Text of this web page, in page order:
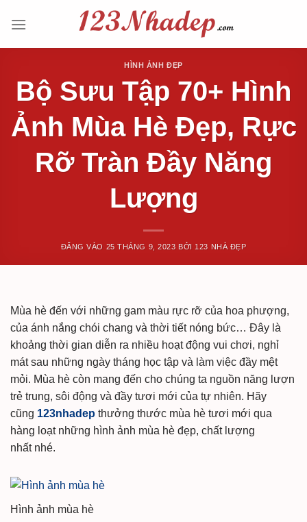
qua
HÌNH ẢNH ĐẸP
Bộ Sưu Tập 70+ Hình
Ảnh Mùa Hè Đẹp, Rực
Rỡ Tràn Đầy Năng
Lượng
ĐĂNG VÀO 25 THÁNG 9, 2023 BỞI 123 NHÀ ĐẸP
Mùa hè đến với những gam màu rực rỡ của hoa phượng,
của ánh nắng chói chang và thời tiết nóng bức… Đây là
khoảng thời gian diễn ra nhiều hoạt động vui chơi, nghỉ
mát sau những ngày tháng học tập và làm việc đầy mệt
mỏi. Mùa hè còn mang đến cho chúng ta nguồn năng lượn
trẻ trung, sôi động và đầy tươi mới của tự nhiên. Hãy
cũng 123nhadep thưởng thước mùa hè tươi mới qua
hàng loạt những hình ảnh mùa hè đẹp, chất lượng
nhất nhé.
Hình ảnh mùa hè